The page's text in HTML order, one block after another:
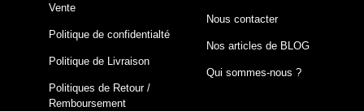
Vente
Politique de confidentialté
Politique de Livraison
Politiques de Retour /
Remboursement
Nous contacter
Nos articles de BLOG
Qui sommes-nous ?